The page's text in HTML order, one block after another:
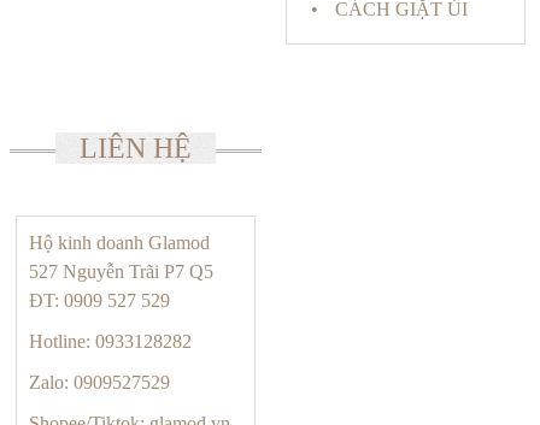
CÁCH GIẶT ỦI
LIÊN HỆ
Hộ kinh doanh Glamod
527 Nguyễn Trãi P7 Q5
ĐT: 0909 527 529
Hotline: 0933128282
Zalo: 0909527529